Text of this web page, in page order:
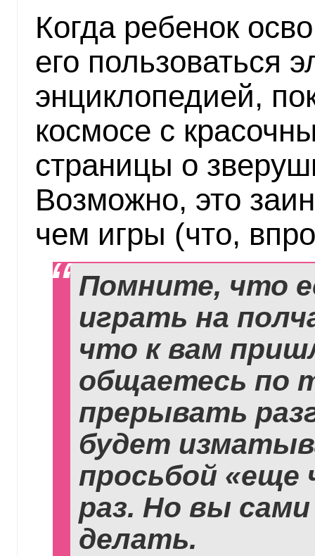
Когда ребенок
его пользоваться
энциклопедией,
космосе с
страницы о
Возможно, это
чем игры (что,
Помните, что
играть на
что к вам
общаетесь по
прерывать
будет
просьбой
раз. Но вы
делать.